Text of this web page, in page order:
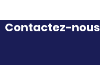
Contactez-nous